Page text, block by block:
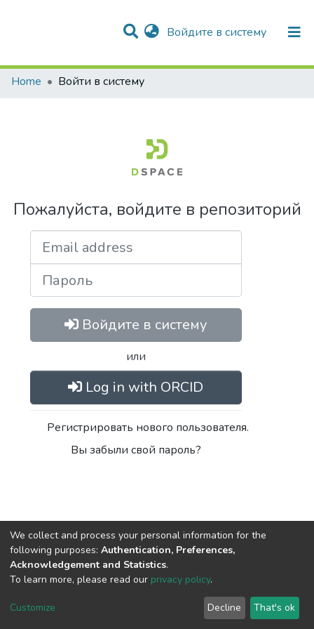
Войдите в систему(current)
Разделы и коллекции
Поиск
Home
Войти в систему
Пожалуйста, войдите в репозиторий
Войдите в систему
или
Log in with ORCID
Регистрировать нового пользователя.
Вы забыли свой пароль?
DSpace softwarecopyright © 2002-2026
файлов
конечным
пользователем
отзыв
We collect and process your personal information for the
following purposes: Authentication, Preferences,
Acknowledgement and Statistics.
To learn more, please read our privacy policy.
Customize Decline That's ok